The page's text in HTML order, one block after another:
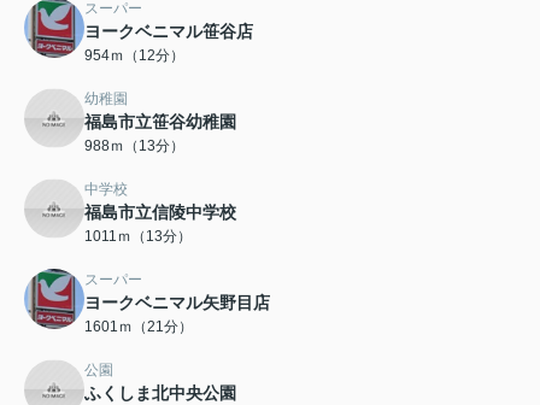
スーパー
ヨークベニマル笹谷店
954ｍ（12分）
幼稚園
福島市立笹谷幼稚園
988ｍ（13分）
中学校
福島市立信陵中学校
1011ｍ（13分）
スーパー
ヨークベニマル矢野目店
1601ｍ（21分）
公園
ふくしま北中央公園